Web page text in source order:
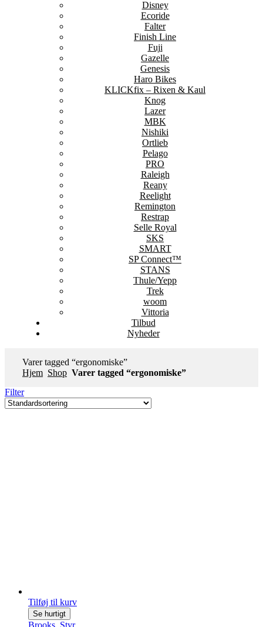
Disney
Ecoride
Falter
Finish Line
Fuji
Gazelle
Genesis
Haro Bikes
KLICKfix – Rixen & Kaul
Knog
Lazer
MBK
Nishiki
Ortlieb
Pelago
PRO
Raleigh
Reany
Reelight
Remington
Restrap
Selle Royal
SKS
SMART
SP Connect™
STANS
Thule/Yepp
Trek
woom
Vittoria
Tilbud
Nyheder
Varer tagged “ergonomiske”
Hjem Shop Varer tagged “ergonomiske”
Filter
Tilføj til kurv
Se hurtigt
Brooks Styr